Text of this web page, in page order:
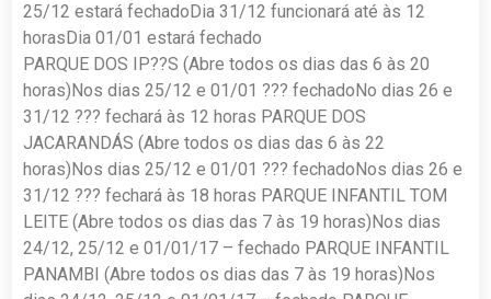
25/12 estará fechadoDia 31/12 funcionará até às 12
horasDia 01/01 estará fechado
PARQUE DOS IP??S (Abre todos os dias das 6 às 20
horas)Nos dias 25/12 e 01/01 ??? fechadoNo dias 26 e
31/12 ??? fechará às 12 horas PARQUE DOS
JACARANDÁS (Abre todos os dias das 6 às 22
horas)Nos dias 25/12 e 01/01 ??? fechadoNos dias 26 e
31/12 ??? fechará às 18 horas PARQUE INFANTIL TOM
LEITE (Abre todos os dias das 7 às 19 horas)Nos dias
24/12, 25/12 e 01/01/17 – fechado PARQUE INFANTIL
PANAMBI (Abre todos os dias das 7 às 19 horas)Nos